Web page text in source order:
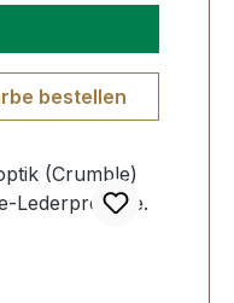
bestellen